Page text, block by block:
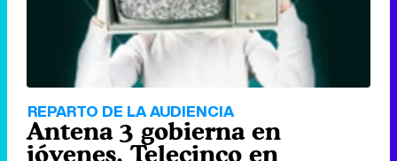
REPARTO DE LA AUDIENCIA
Antena 3 gobierna en
jóvenes, Telecinco en